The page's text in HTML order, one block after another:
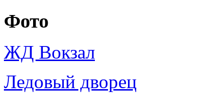
Фото
ЖД Вокзал
Ледовый дворец